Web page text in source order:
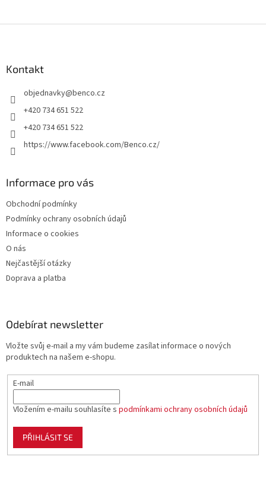
Kontakt
objednavky@benco.cz
+420 734 651 522
+420 734 651 522
https://www.facebook.com/Benco.cz/
Informace pro vás
Obchodní podmínky
Podmínky ochrany osobních údajů
Informace o cookies
O nás
Nejčastější otázky
Doprava a platba
Odebírat newsletter
Vložte svůj e-mail a my vám budeme zasílat informace o nových
produktech na našem e-shopu.
E-mail
Vložením e-mailu souhlasíte s podmínkami ochrany osobních údajů
PŘIHLÁSIT SE